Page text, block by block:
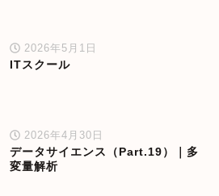
2026年5月1日
ITスクール
2026年4月30日
データサイエンス（Part.19）｜多
変量解析